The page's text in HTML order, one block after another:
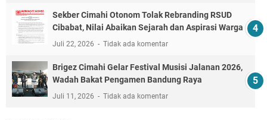
Sekber Cimahi Otonom Tolak Rebranding RSUD
Cibabat, Nilai Abaikan Sejarah dan Aspirasi Warga
Juli 22, 2026 Tidak ada komentar
Brigez Cimahi Gelar Festival Musisi Jalanan 2026,
Wadah Bakat Pengamen Bandung Raya
Juli 11, 2026 Tidak ada komentar